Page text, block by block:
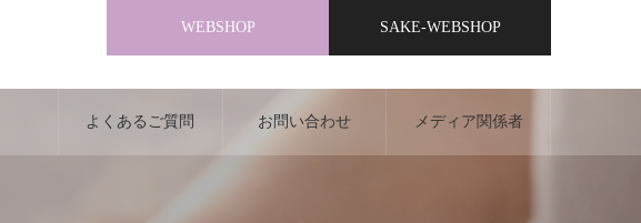
WEBSHOP SAKE-WEBSHOP
よくあるご質問 お問い合わせ メディア関係者